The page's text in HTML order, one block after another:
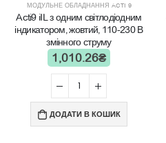
МОДУЛЬНЕ ОБЛАДНАННЯ ACTI 9
Acti9 iIL з одним світлодіодним
індикатором, жовтий, 110-230 В
змінного струму
1,010.26₴
ДОДАТИ В КОШИК